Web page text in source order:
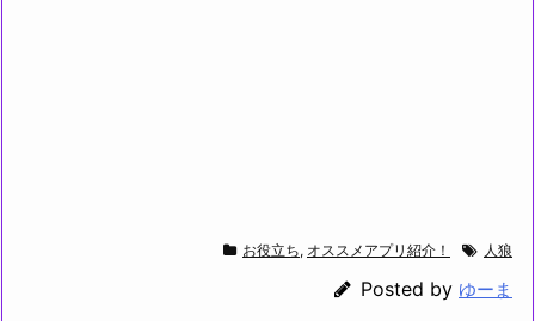
お役立ち, オススメアプリ紹介！ 人狼
Posted by ゆーま